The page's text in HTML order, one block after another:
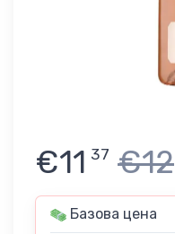
€11 37 €12
Базова цена